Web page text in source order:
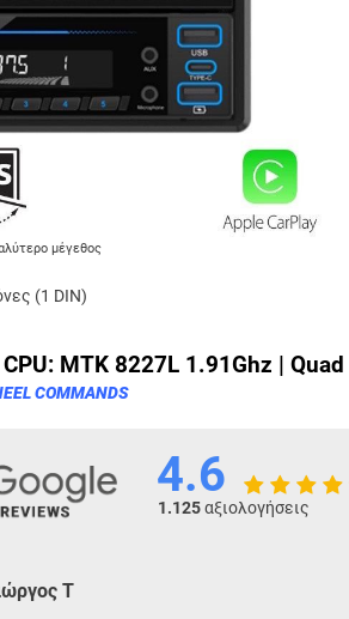
μέγεθος
(1 DIN)
CPU: MTK 8227L 1.91Ghz | Quad
COMMANDS
4.6
1.125αξιολογήσεις
Τ